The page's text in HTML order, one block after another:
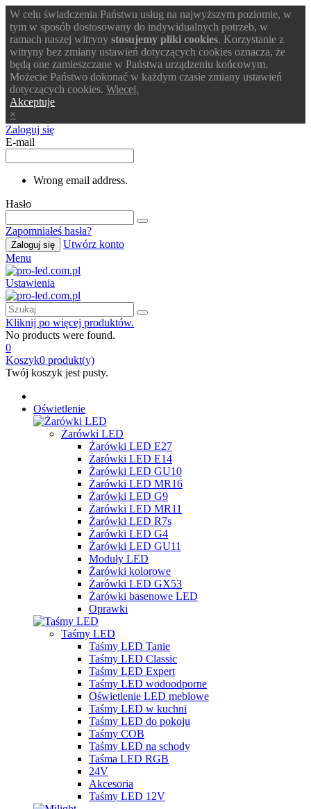
W celu świadczenia Państwu usług na najwyższym poziomie, w
tym w sposób dostosowany do indywidualnych potrzeb, w
ramach naszej witryny stosujemy pliki cookies. Korzystanie z
witryny bez zmiany ustawień dotyczących cookies oznacza, że
będą one zamieszczane w Państwa urządzeniu końcowym.
Możecie Państwo dokonać w każdym czasie zmiany ustawień
dotyczących cookies. Wiecej.
Akceptuje
×
Zaloguj się
E-mail
Wrong email address.
Hasło
Zapomniałeś hasła?
Zaloguj się
Utwórz konto
Menu
Ustawienia
Kliknij po więcej produktów.
No products were found.
0
Koszyk0 produkt(y)
Twój koszyk jest pusty.
Oświetlenie
Żarówki LED
Żarówki LED E27
Żarówki LED E14
Żarówki LED GU10
Żarówki LED MR16
Żarówki LED G9
Żarówki LED MR11
Żarówki LED R7s
Żarówki LED G4
Żarówki LED GU11
Moduły LED
Żarówki kolorowe
Żarówki LED GX53
Żarówki basenowe LED
Oprawki
Taśmy LED
Taśmy LED Tanie
Taśmy LED Classic
Taśmy LED Expert
Taśmy LED wodoodporne
Oświetlenie LED meblowe
Taśmy LED w kuchni
Taśmy LED do pokoju
Taśmy COB
Taśmy LED na schody
Taśma LED RGB
24V
Akcesoria
Taśmy LED 12V